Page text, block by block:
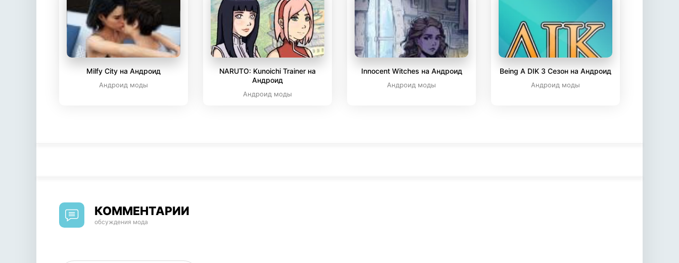
Milfy City на Андроид
Андроид моды
NARUTO: Kunoichi Trainer на
Андроид
Андроид моды
Innocent Witches на Андроид
Андроид моды
Being A DIK 3 Сезон на Андроид
Андроид моды
КОММЕНТАРИИ
обсуждения мода